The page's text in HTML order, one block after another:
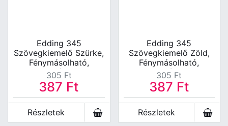
Edding 345
Szövegkiemelő Szürke,
Fénymásolható,
Faxolható 2-5mm
305 Ft
387 Ft
Részletek
Edding 345
Szövegkiemelő Zöld,
Fénymásolható,
Faxolható 2-5mm
305 Ft
387 Ft
Részletek